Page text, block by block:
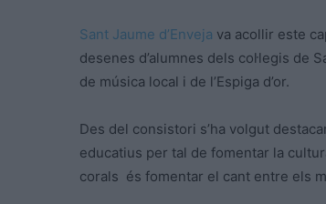
Sant Jaume d’Enveja va acollir este
desenes d’alumnes dels col·legis de
de música local i de l’Espiga d’or.
Des del consistori s’ha volgut
educatius per tal de fomentar la
corals és fomentar el cant entre els